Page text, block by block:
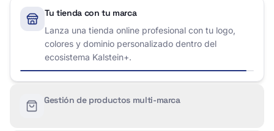
Tu tienda con tu marca
Gestión de productos multi-marca
agrega con descripciones multilingües.